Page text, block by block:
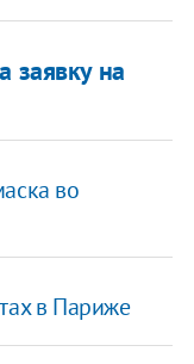
заявку на
во
в Париже